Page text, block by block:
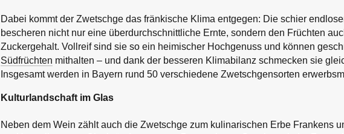
Dabei kommt der Zwetschge das fränkische Klima entgegen: Die schier
bescheren nicht nur eine überdurchschnittliche Ernte, sondern den Früchten
Zuckergehalt. Vollreif sind sie so ein heimischer Hochgenuss und können
Südfrüchten mithalten – und dank der besseren Klimabilanz schmecken sie
Insgesamt werden in Bayern rund 50 verschiedene Zwetschgensorten
Kulturlandschaft im Glas
Neben dem Wein zählt auch die Zwetschge zum kulinarischen Erbe Frankens